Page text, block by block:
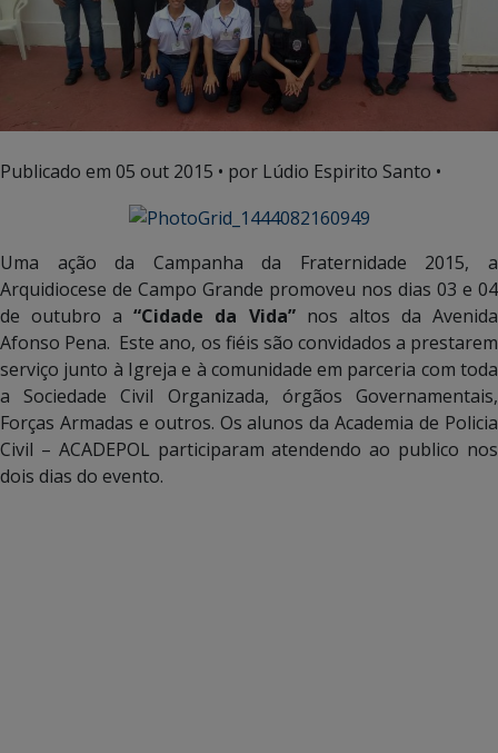
Publicado em 05 out 2015 • por Lúdio Espirito Santo •
Uma ação da Campanha da Fraternidade 2015, a
Arquidiocese de Campo Grande promoveu nos dias 03 e 04
de outubro a“Cidade da Vida”nos altos da Avenida
Afonso Pena. Este ano, os fiéis são convidados a prestarem
serviço junto à Igreja e à comunidade em parceria com toda
a Sociedade Civil Organizada, órgãos Governamentais,
Forças Armadas e outros. Os alunos da Academia de Policia
Civil – ACADEPOL participaram atendendo ao publico nos
dois dias do evento.